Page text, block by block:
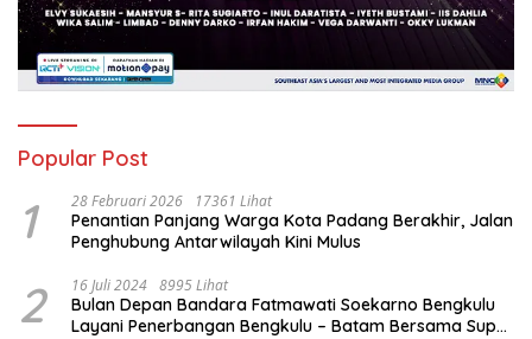
Popular Post
1 28 Februari 2026 17361 Lihat
Penantian Panjang Warga Kota Padang Berakhir, Jalan
Penghubung Antarwilayah Kini Mulus
2 16 Juli 2024 8995 Lihat
Bulan Depan Bandara Fatmawati Soekarno Bengkulu
Layani Penerbangan Bengkulu – Batam Bersama Super